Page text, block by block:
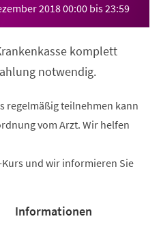
201800:00 bis23:59
komplett
notwendig.
regelmäßig teilnehmen kann
vom Arzt. Wir helfen
und wir informieren Sie
Informationen